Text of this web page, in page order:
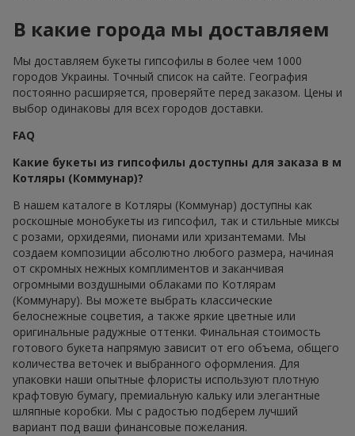
В какие города мы доставляем
Мы доставляем букеты гипсофилы в более чем 1000
городов Украины. Точный список на сайте. География
постоянно расширяется, проверяйте перед заказом. Цены и
выбор одинаковы для всех городов доставки.
FAQ
Какие букеты из гипсофилы доступны для заказа в м
Котляры (Коммунар)?
В нашем каталоге в Котляры (Коммунар) доступны как
роскошные монобукеты из гипсофил, так и стильные миксы
с розами, орхидеями, пионами или хризантемами. Мы
создаем композиции абсолютно любого размера, начиная
от скромных нежных комплиментов и заканчивая
огромными воздушными облаками по Котлярам
(Коммунару). Вы можете выбрать классические
белоснежные соцветия, а также яркие цветные или
оригинальные радужные оттенки. Финальная стоимость
готового букета напрямую зависит от его объема, общего
количества веточек и выбранного оформления. Для
упаковки наши опытные флористы используют плотную
крафтовую бумагу, премиальную кальку или элегантные
шляпные коробки. Мы с радостью подберем лучший
вариант под ваши финансовые пожелания.